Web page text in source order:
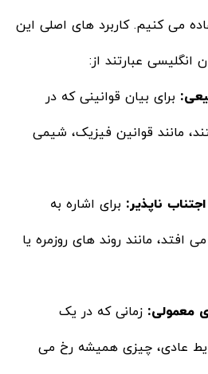
می کنیم. کاربرد های اصلی این
عبارتند از:
برای بیان قوانینی که در
مانند قوانین فیزیک، شیمی
ناپذیر: برای اشاره به
مانند روند های روزمره یا
معمولی: زمانی که در یک
عادی، چیزی همیشه رخ می